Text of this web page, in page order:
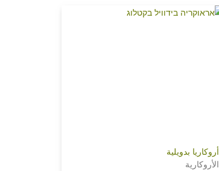
أروكاريا بدويلية
الأروكارية